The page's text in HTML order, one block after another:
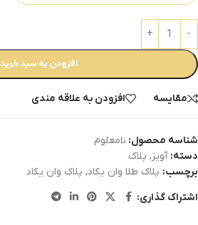
افزودن به سبد خرید
مقایسه افزودن به علاقه مندی
شناسه محصول: نامعلوم
دسته: آویز, پلاک
برچسب: پلاک طلا وان یکاد, پلاک وان یکاد
اشتراک گذاری: